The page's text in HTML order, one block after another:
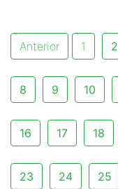
Anterior 1 2
8 9 10
16 17 18
23 24 25